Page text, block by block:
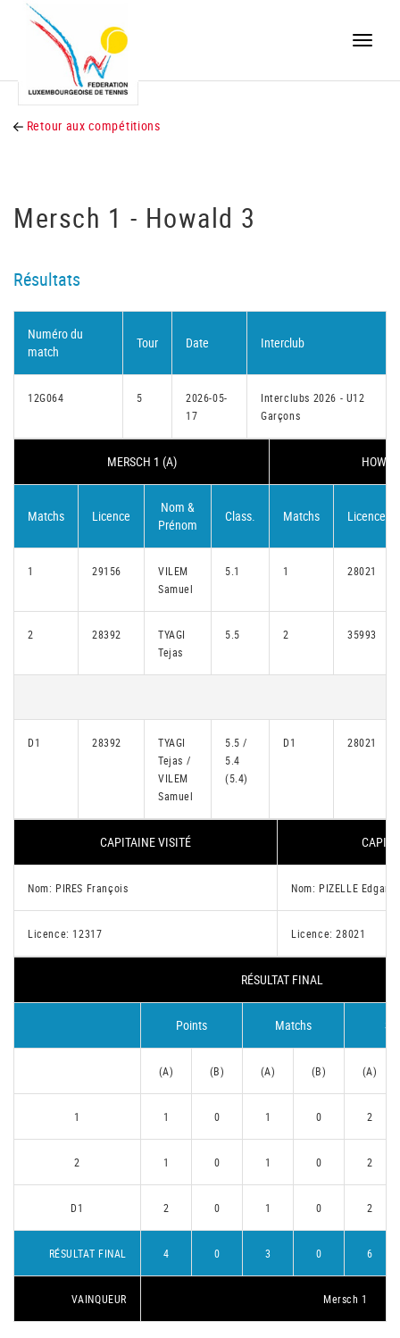
Toggle
Retour aux compétitions
Mersch 1 - Howald 3
Résultats
Numéro du
match
Tour Date Interclub
12G064 5
2026-05-
17
Interclubs 2026 - U12
Garçons
MERSCH 1 (A)
Matchs Licence
Nom &
Prénom
Class. Matchs Licence
1 29156
VILEM
Samuel
5.1 1 28021
2 28392
TYAGI
Tejas
5.5 2 35993
D1 28392
TYAGI
Tejas /
VILEM
Samuel
5.5 /
5.4
(5.4)
D1 28021
CAPITAINE VISITÉ
Nom: PIRES François Nom: PIZELLE Edgar
Licence: 12317 Licence: 28021
RÉSULTAT FINAL
Points Matchs
(A) (B) (A) (B) (A)
1 1 0 1 0 2
2 1 0 1 0 2
D1 2 0 1 0 2
RÉSULTAT FINAL 4 0 3 0 6
VAINQUEUR Mersch 1